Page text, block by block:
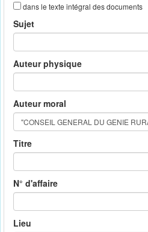
dans le texte intégral des documents
Sujet
Auteur physique
Auteur moral
Titre
N° d'affaire
Lieu